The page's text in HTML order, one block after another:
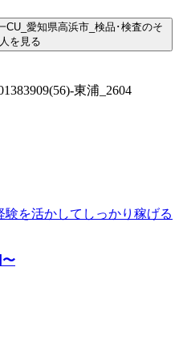
愛知県高浜市_検品･検査のそ
を見る
東浦_2604
験を活かしてしっかり稼げる
〜